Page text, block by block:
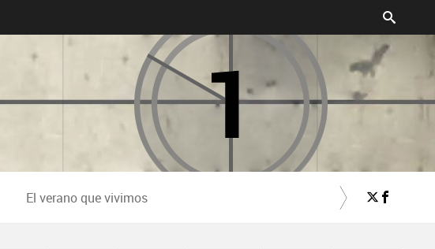
El verano que vivimos